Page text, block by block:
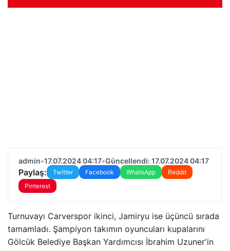
admin•17.07.2024 04:17•Güncellendi: 17.07.2024 04:17
Paylaş: Twitter Facebook WhatsApp
Reddit
Pinterest
Turnuvayı Carverspor ikinci, Jamiryu ise üçüncü sırada
tamamladı. Şampiyon takımın oyuncuları kupalarını
Gölcük Belediye Başkan Yardımcısı İbrahim Uzuner'in